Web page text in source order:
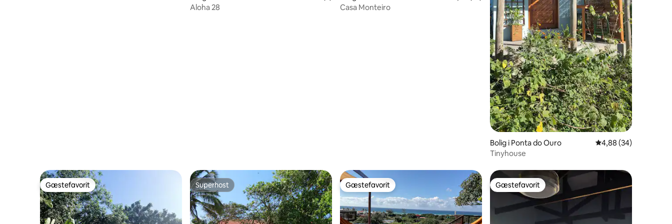
Aloha 28
Casa Monteiro
Bolig i Ponta do Ouro 4,88 ud af 5 i
4,88 (34)
Tinyhouse
Gæstefavorit
Gæstefavorit Superhost
Superhost Gæstefavorit
Gæstefavorit Gæstefavorit
Gæstefavorit